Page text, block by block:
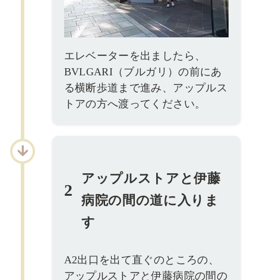
エレベーターを出ましたら、
BVLGARI（ブルガリ）の前にあ
る横断歩道まで進み、アップルス
トアの方へ渡ってください。
2
アップルストアと伊藤
病院の間の道に入りま
す
A2出口を出て直ぐのところの、
アップルストアと伊藤病院の間の